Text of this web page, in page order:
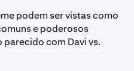
podem ser vistas como
e poderosos
com Davi vs.